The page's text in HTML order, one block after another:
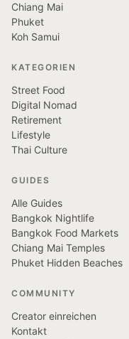
Chiang Mai
Phuket
Koh Samui
KATEGORIEN
Street Food
Digital Nomad
Retirement
Lifestyle
Thai Culture
GUIDES
Alle Guides
Bangkok Nightlife
Bangkok Food Markets
Chiang Mai Temples
Phuket Hidden Beaches
COMMUNITY
Creator einreichen
Kontakt